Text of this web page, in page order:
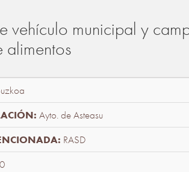
vehículo municipal y
Ayto. de Asteasu
RASD